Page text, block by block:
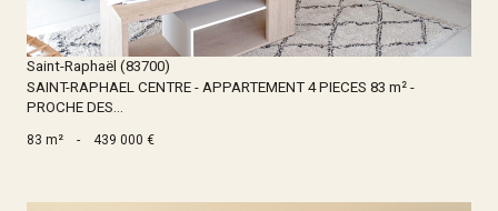
Saint-Raphaël (83700)
SAINT-RAPHAEL CENTRE - APPARTEMENT 4 PIECES 83 m² -
PROCHE DES...
83 m² - 439 000 €